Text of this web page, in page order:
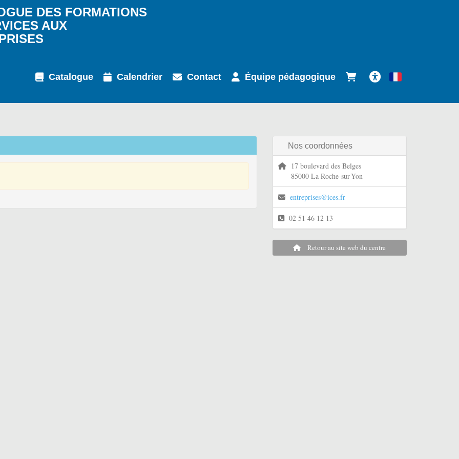
DES FORMATIONS
AUX
Catalogue Calendrier Contact
Équipe pédagogique
Français
Nos coordonnées
17 boulevard des Belges
85000 La Roche-sur-Yon
entreprises@ices.fr
02 51 46 12 13
Retour au site web du centre